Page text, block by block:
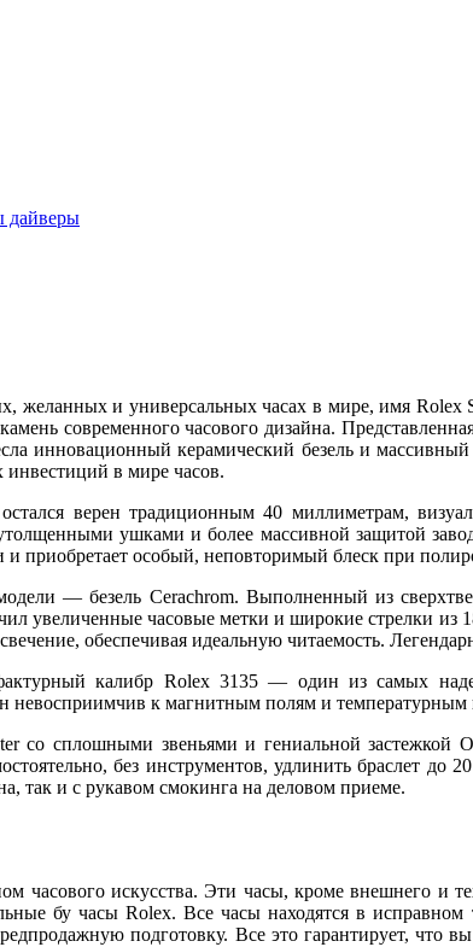
дайверы
желанных и универсальных часах в мире, имя
современного часового дизайна.
инновационный керамический безель и
в мире часов.
верен традиционным 40 миллиметрам,
ушками и более массивной защитой
и приобретает особый, неповторимый блеск при
— безель Cerachrom. Выполненный из
увеличенные часовые метки и широкие стрелки из
обеспечивая идеальную читаемость.
калибр Rolex 3135 — один из самых
невосприимчив к магнитным полям и
со сплошными звеньями и гениальной застежкой
без инструментов, удлинить браслет
так и с рукавом смокинга на деловом приеме.
часового искусства. Эти часы, кроме внешнего
бу часы Rolex. Все часы находятся в
подготовку. Все это гарантирует,